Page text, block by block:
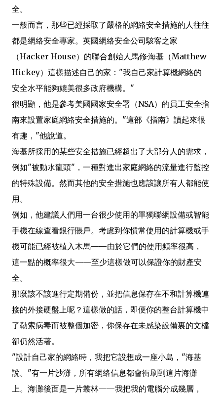
全。
一般而言，那些已經採取了嚴格的網絡安全措施的人往往
都是網絡安全專家。英國網絡安全公司駭客之家
（Hacker House）的聯合創始人馬修·海基（Matthew
Hickey）這樣描述自己的家："我自己家計算機網絡的
安全水平能夠媲美很多政府機構。"
很明顯，他是參考美國國家安全署（NSA）的員工安全指
南來設置家庭網絡安全措施的。"這部《指南》讀起來很
有趣，"他說道。
海基所採用的某些安全措施已經超出了大部分人的需求，
例如"被動水龍頭"，一種對進出家庭網絡的流量進行監控
的特殊設備。然而其他的安全措施也應該讓所有人都能使
用。
例如，他建議人們用一台很少使用的單獨聯網設備或智能
手機在線查看銀行賬戶。考慮到你慣常使用的計算機或手
機可能已經被植入木馬——由於它們的使用頻率很高，
這一點的概率很大——至少這樣做可以保證你的財產安
全。
那麼該不該進行定期備份，並把信息保存在不和計算機連
接的外接硬盤上呢？這樣做的話，即便你的整台計算機中
了勒索病毒而被整個加密，你保存在未感染設備裏的文檔
卻仍然活著。
"設計自己家的網絡時，我把它設想成一座小島，"海基
說。"有一片沙灘，所有網絡信息都會衝刷到這片海灘
上。海灘後面是一片叢林——我把我的電腦分成幾層，